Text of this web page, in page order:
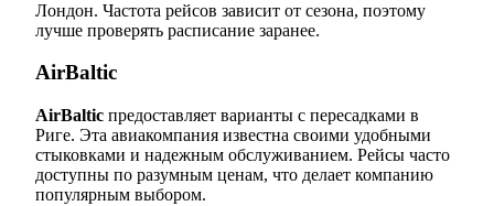
Лондон. Частота рейсов зависит от сезона, поэтому
лучше проверять расписание заранее.
AirBaltic
AirBaltic предоставляет варианты с пересадками в
Риге. Эта авиакомпания известна своими удобными
стыковками и надежным обслуживанием. Рейсы часто
доступны по разумным ценам, что делает компанию
популярным выбором.